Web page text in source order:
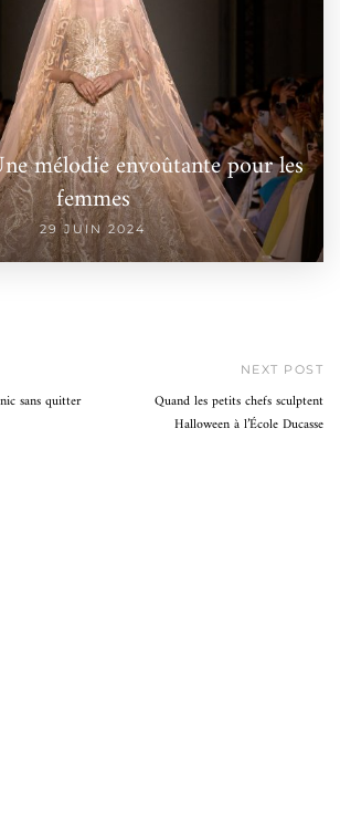
mélodie envoûtante pour les
femmes
29 JUIN 2024
sans quitter
NEXT POST
Quand les petits chefs sculptent
Halloween à l’École Ducasse